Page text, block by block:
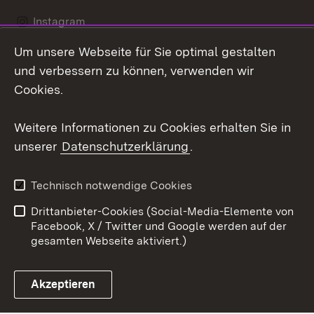
Instagram
Social Wall
Link zum Landesportal
Barrierefreiheit
Benutzungshinweise
Impressum
Cookies
Um unsere Webseite für Sie optimal gestalten
und verbessern zu können, verwenden wir
Cookies.
Weitere Informationen zu Cookies erhalten Sie in
unserer Datenschutzerklärung.
Technisch notwendige Cookies
Drittanbieter-Cookies (Social-Media-Elemente von
Facebook, X / Twitter und Google werden auf der
gesamten Webseite aktiviert.)
Akzeptieren